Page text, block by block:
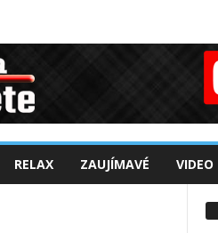
RELAX ZAUJÍMAVÉ VIDEO